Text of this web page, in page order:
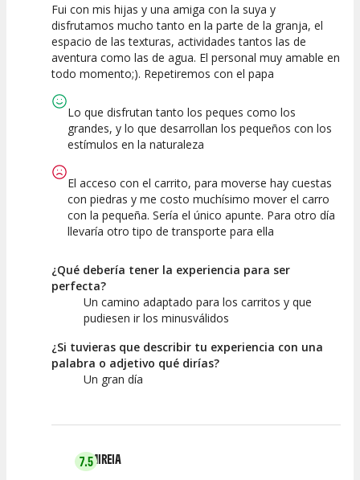
7.5
Calidad de la
Actividad
7.5
Atención del
Personal /
Guia
Fui con mis hijas y una amiga con la suya y
disfrutamos mucho tanto en la parte de la granja, el
espacio de las texturas, actividades tantos las de
aventura como las de agua. El personal muy amable en
todo momento;). Repetiremos con el papa
Lo que disfrutan tanto los peques como los
grandes, y lo que desarrollan los pequeños con los
estímulos en la naturaleza
El acceso con el carrito, para moverse hay cuestas
con piedras y me costo muchísimo mover el carro
con la pequeña. Sería el único apunte. Para otro día
llevaría otro tipo de transporte para ella
¿Qué debería tener la experiencia para ser
perfecta?
Un camino adaptado para los carritos y que
pudiesen ir los minusválidos
¿Si tuvieras que describir tu experiencia con una
palabra o adjetivo qué dirías?
Un gran día
7.5MIREIA